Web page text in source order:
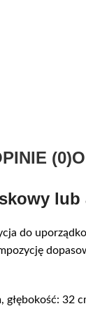
(0)
do